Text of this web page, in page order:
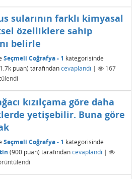
sularının farklı kimyasal
özelliklere sahip
belirle
Seçmeli Coğrafya - 1 kategorisinde
1.7kpuan) tarafından cevaplandı |
167
kızılçama göre daha
yetişebilir. Buna göre
Seçmeli Coğrafya - 1 kategorisinde
(900puan) tarafından cevaplandı |